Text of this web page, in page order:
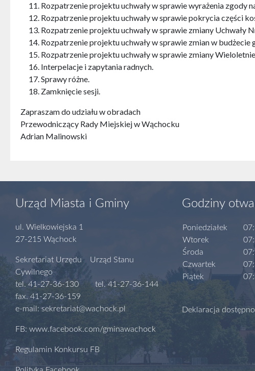
Rozpatrzenie projektu uchwały w sprawie wyrażenia zgody
Rozpatrzenie projektu uchwały w sprawie pokrycia części
Rozpatrzenie projektu uchwały w sprawie zmiany
Rozpatrzenie projektu uchwały w sprawie zmian w budżecie
Rozpatrzenie projektu uchwały w sprawie zmiany
Interpelacje i zapytania radnych.
Sprawy różne.
Zamknięcie sesji.
Zapraszam do udziału w obradach
Przewodniczący Rady Miejskiej w Wąchocku
Adrian Malinowski
Urząd Miasta i Gminy
ul. Wielkowiejska 1
27-215 Wąchock
Sekretariat Urzędu Urząd Stanu
Cywilnego
tel. 41-27-36-130 tel. 41-27-36-144
fax. 41-27-36-159
e-mail: sekretariat@wachock.pl
FB: www.facebook.com/gminawachock
Regulamin Konkursu FB
Godziny
Poniedziałek
Wtorek
Środa
Czwartek
Piątek
Deklaracja